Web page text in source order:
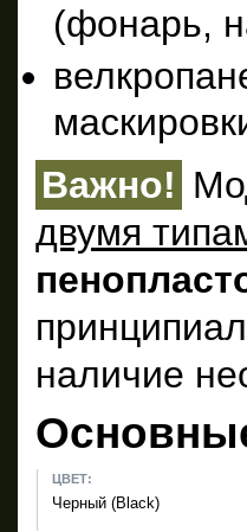
(фонарь,
Важно!
двумя
наличие
ЦВЕТ:
Черный (Black)